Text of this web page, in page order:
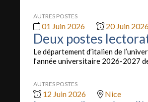
AUTRES POSTES
01 Juin 2026 20 Juin
Deux postes
Le département d’italien de
l’année universitaire 2026-2027
AUTRES POSTES
12 Juin 2026 Nice